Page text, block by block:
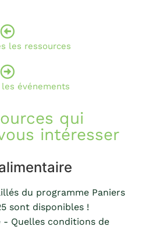
les ressources
événements
qui
intéresser
du programme Paniers
sont disponibles !
- Quelles conditions de